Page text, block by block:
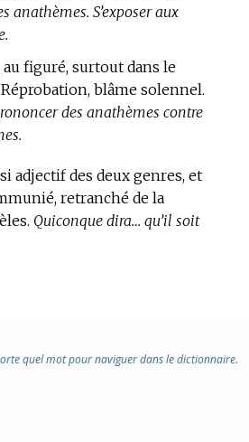
anathèmes. S’exposer aux
figuré, surtout dans le
blâme solennel.
des anathèmes contre
adjectif des deux genres, et
retranché de la
Quiconque dira… qu’il soit
quel mot pour naviguer dans le dictionnaire.